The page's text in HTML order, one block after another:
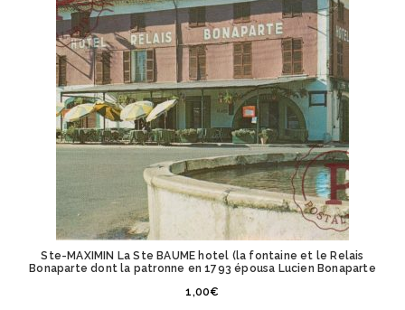
Ste-MAXIMIN La Ste BAUME hotel (la fontaine et le Relais
Bonaparte dont la patronne en 1793 épousa Lucien Bonaparte
1,00€